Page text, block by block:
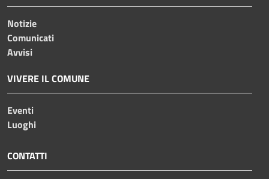
Notizie
Comunicati
Avvisi
VIVERE IL COMUNE
Eventi
Luoghi
CONTATTI